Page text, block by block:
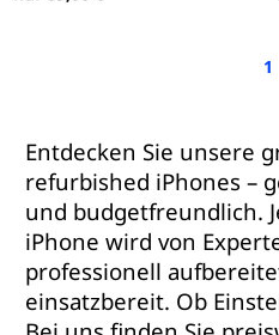
1
Entdecken Sie unsere
refurbished iPhones –
und budgetfreundlich.
iPhone wird von
professionell
einsatzbereit. Ob